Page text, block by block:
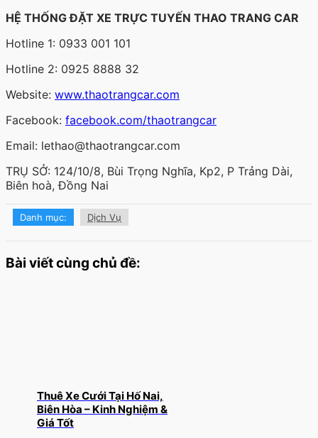
HỆ THỐNG ĐẶT XE TRỰC TUYẾN THAO TRANG CAR
Hotline 1: 0933 001 101
Hotline 2: 0925 8888 32
Website: www.thaotrangcar.com
Facebook: facebook.com/thaotrangcar
Email: lethao@thaotrangcar.com
TRỤ SỞ: 124/10/8, Bùi Trọng Nghĩa, Kp2, P Trảng Dài,
Biên hoà, Đồng Nai
Danh mục: Dịch Vụ
Bài viết cùng chủ đề:
Thuê Xe Cưới Tại Hố Nai,
Biên Hòa – Kinh Nghiệm &
Giá Tốt